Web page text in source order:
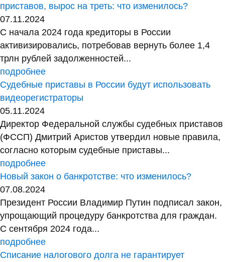
приставов, вырос на треть: что изменилось?
07.11.2024
С начала 2024 года кредиторы в России
активизировались, потребовав вернуть более 1,4
трлн рублей задолженностей...
подробнее
Судебные приставы в России будут использовать
видеорегистраторы
05.11.2024
Директор Федеральной службы судебных приставов
(ФССП) Дмитрий Аристов утвердил новые правила,
согласно которым судебные приставы...
подробнее
Новый закон о банкротстве: что изменилось?
07.08.2024
Президент России Владимир Путин подписал закон,
упрощающий процедуру банкротства для граждан.
С сентября 2024 года...
подробнее
Списание налогового долга не гарантирует